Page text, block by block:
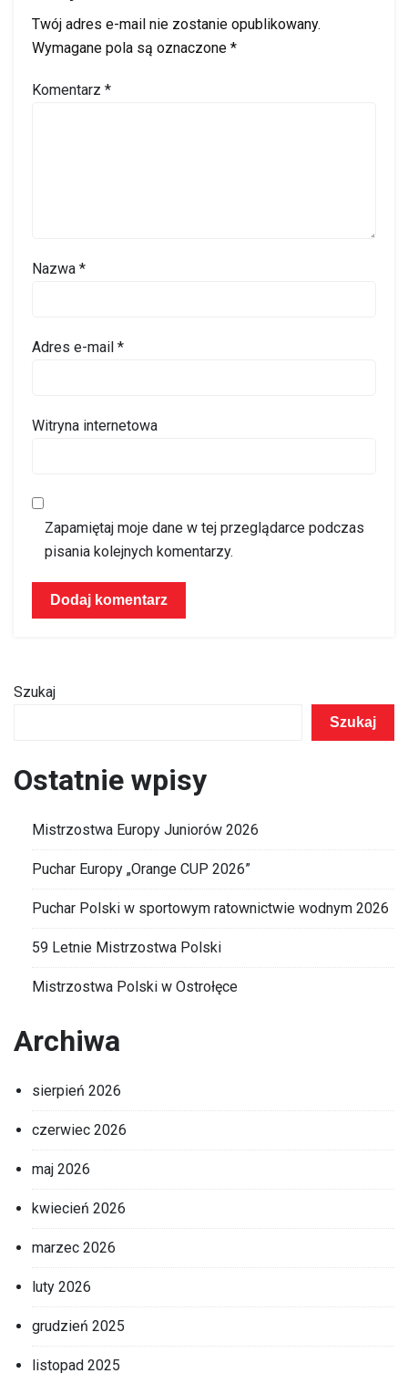
Twój adres e-mail nie zostanie opublikowany.
Wymagane pola są oznaczone *
Komentarz *
Nazwa *
Adres e-mail *
Witryna internetowa
Zapamiętaj moje dane w tej przeglądarce podczas
pisania kolejnych komentarzy.
Szukaj
Szukaj
Ostatnie wpisy
Mistrzostwa Europy Juniorów 2026
Puchar Europy „Orange CUP 2026”
Puchar Polski w sportowym ratownictwie wodnym 2026
59 Letnie Mistrzostwa Polski
Mistrzostwa Polski w Ostrołęce
Archiwa
sierpień 2026
czerwiec 2026
maj 2026
kwiecień 2026
marzec 2026
luty 2026
grudzień 2025
listopad 2025